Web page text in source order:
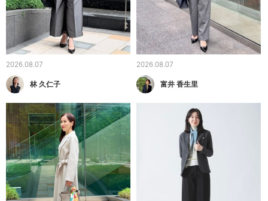
2026.08.07
林 久仁子
2026.08.07
富井 香生里